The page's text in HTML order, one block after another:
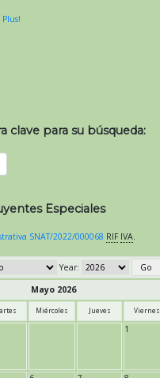
clave para su búsqueda:
Especiales
SNAT/2022/000068 RIF IVA.
Year:
Mayo 2026
Miércoles Jueves Viernes
1